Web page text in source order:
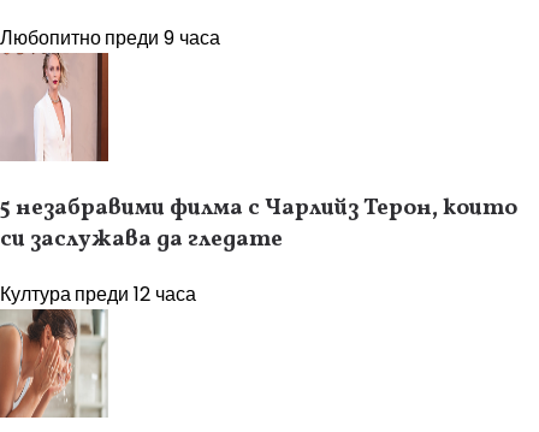
Любопитнопреди 9 часа
5 незабравими филма с Чарлийз Терон, които
си заслужава да гледате
Културапреди 12 часа